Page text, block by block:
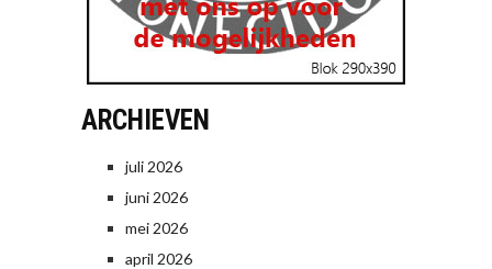
ARCHIEVEN
juli 2026
juni 2026
mei 2026
april 2026